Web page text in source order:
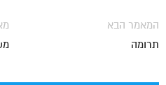
המאמר הבא
תרומה